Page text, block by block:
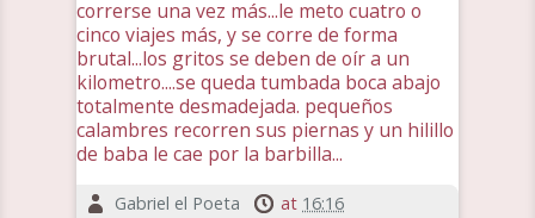
correrse una vez más...le meto cuatro o
cinco viajes más, y se corre de forma
brutal...los gritos se deben de oír a un
kilometro....se queda tumbada boca abajo
totalmente desmadejada. pequeños
calambres recorren sus piernas y un hilillo
de baba le cae por la barbilla...
Gabriel el Poeta at 16:16